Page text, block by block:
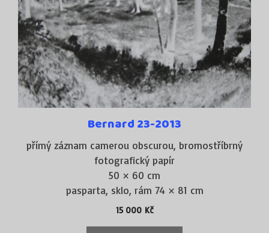
Bernard 23-2013
přímý záznam camerou obscurou, bromostříbrný
fotografický papír
50 × 60 cm
pasparta, sklo, rám 74 × 81 cm
15 000 Kč